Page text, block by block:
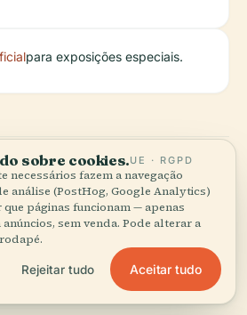
para exposições especiais.
Pontos de
o Kapsula
sobre cookies.UE · RGPD
necessários fazem a navegação
análise (PostHog, Google Analytics)
páginas funcionam — apenas
sem venda. Pode alterar a
Rejeitar tudo Aceitar tudo